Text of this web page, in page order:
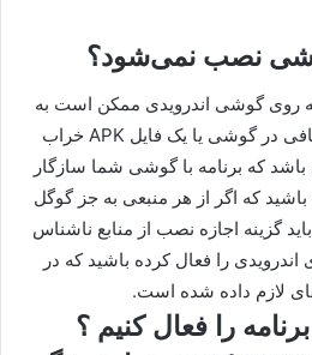
نصب نمی‌شود؟
روی گوشی اندرویدی ممکن است به
دلیل فضای ذخیره سازی ناکافی در گوشی یا یک فایل APK خراب
باشد که برنامه با گوشی شما سازگار
که اگر از هر منبعی به جز گوگل
گزینه اجازه نصب از منابع ناشناس
را فعال کرده باشید که در
لازم داده شده است.
را فعال کنیم ؟